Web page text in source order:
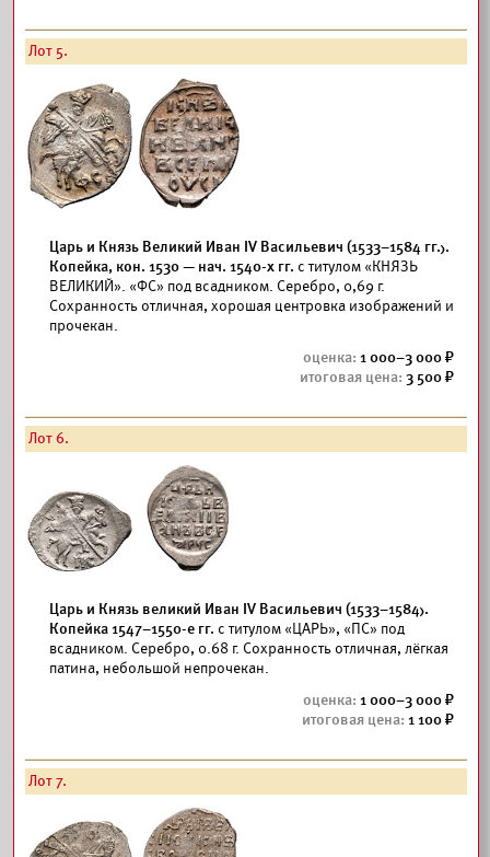
Лот 5.
Царь и Князь Великий Иван IV Васильевич (1533–1584 гг.).
Копейка, кон. 1530 — нач. 1540-x гг. с титулом «КНЯЗЬ
ВЕЛИКИЙ». «ФС» под всадником. Серебро, 0,69 г.
Сохранность отличная, хорошая центровка изображений и
прочекан.
1 000–3 000
3 500
Лот 6.
Царь и Князь великий Иван IV Васильевич (1533–1584).
Копейка 1547–1550-е гг. с титулом «ЦАРЬ», «ПС» под
всадником. Серебро, 0.68 г. Сохранность отличная, лёгкая
патина, небольшой непрочекан.
1 000–3 000
1 100
Лот 7.